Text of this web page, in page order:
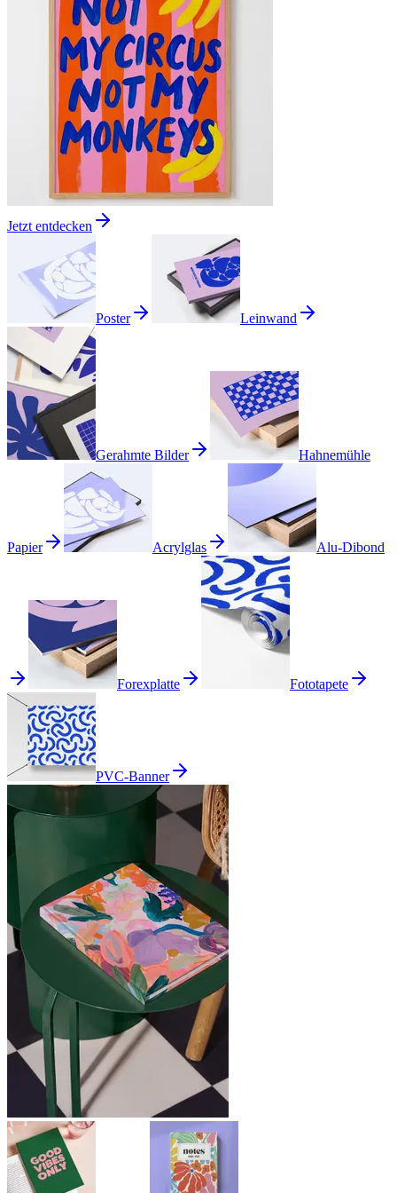
Jetzt entdecken
Poster Leinwand
Gerahmte Bilder Hahnemühle
Papier Acrylglas Alu-Dibond
Forexplatte Fototapete
PVC-Banner